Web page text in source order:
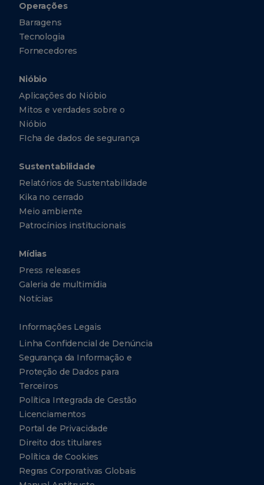
Operações
Barragens
Tecnologia
Fornecedores
Nióbio
Aplicações do Nióbio
Mitos e verdades sobre o
Nióbio
FIcha de dados de segurança
Sustentabilidade
Relatórios de Sustentabilidade
Kika no cerrado
Meio ambiente
Patrocínios institucionais
Mídias
Press releases
Galeria de multimídia
Notícias
Informações Legais
Linha Confidencial de Denúncia
Segurança da Informação e
Proteção de Dados para
Terceiros
Política Integrada de Gestão
Licenciamentos
Portal de Privacidade
Direito dos titulares
Política de Cookies
Regras Corporativas Globais